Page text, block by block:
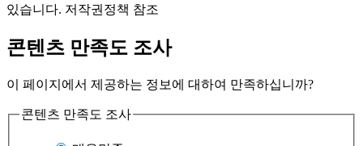
있습니다. 저작권정책 참조
콘텐츠 만족도 조사
이 페이지에서 제공하는 정보에 대하여 만족하십니까?
콘텐츠 만족도 조사